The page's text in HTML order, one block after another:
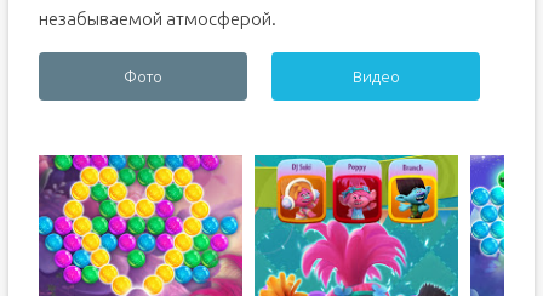
незабываемой атмосферой.
Фото Видео